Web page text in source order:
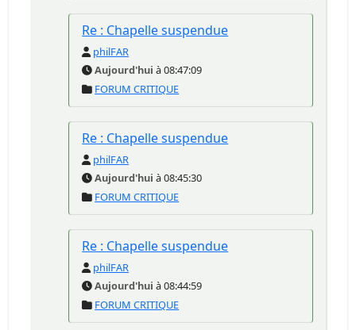
Re : Chapelle suspendue
philFAR
Aujourd'hui à 08:47:09
FORUM CRITIQUE
Re : Chapelle suspendue
philFAR
Aujourd'hui à 08:45:30
FORUM CRITIQUE
Re : Chapelle suspendue
philFAR
Aujourd'hui à 08:44:59
FORUM CRITIQUE